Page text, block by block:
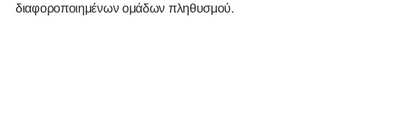
διαφοροποιημένων ομάδων πληθυσμού.